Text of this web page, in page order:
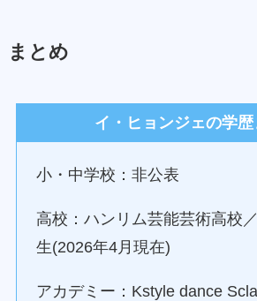
まとめ
イ・ヒョンジェの学
小・中学校：非公表
高校：ハンリム芸能芸術高校
生(2026年4月現在)
アカデミー：Kstyle dance